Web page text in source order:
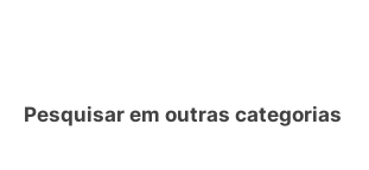
Pesquisar em outras categorias